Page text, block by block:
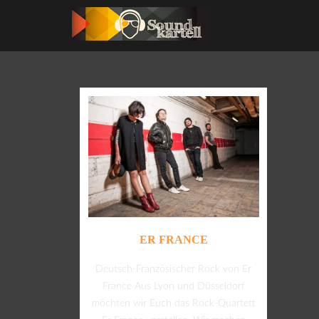
ER FRANCE
Deutsch-Französischer Rock von Er
France Aus Lyon und Düsseldorf
möchten wir Euch das Rock-Quartett